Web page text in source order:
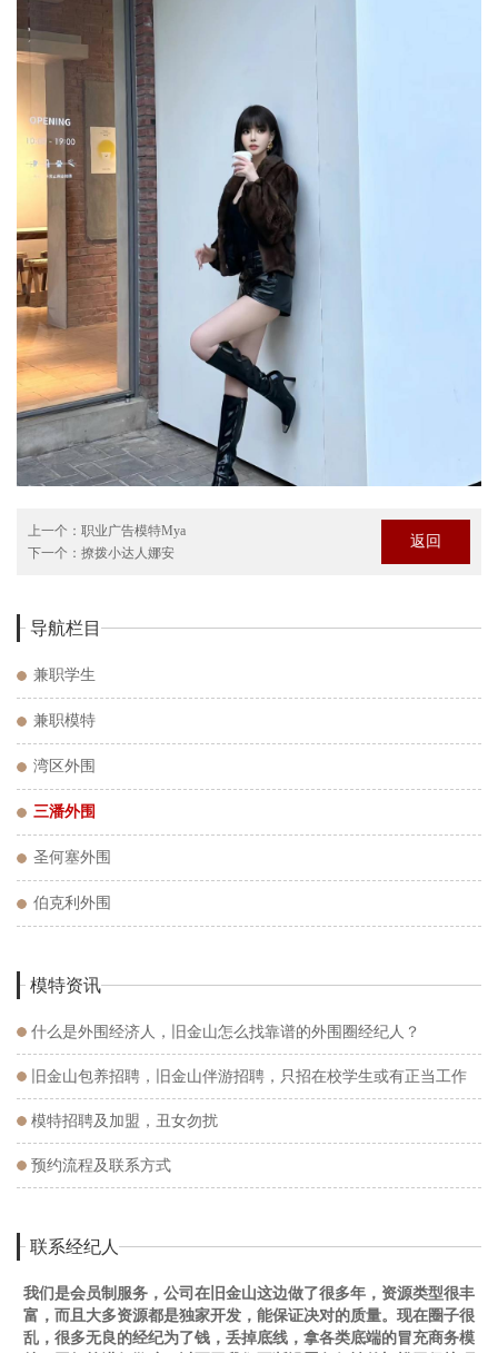
上一个： 职业广告模特Mya
下一个： 撩拨小达人娜安
返回
导航栏目
兼职学生
兼职模特
湾区外围
三潘外围
圣何塞外围
伯克利外围
模特资讯
什么是外围经济人，旧金山怎么找靠谱的外围圈经纪人？
旧金山包养招聘，旧金山伴游招聘，只招在校学生或有正当工作
的。模特招聘及加盟，丑女勿扰
预约流程及联系方式
联系经纪人
我们是会员制服务，公司在旧金山这边做了很多年，资源类型很丰
富，而且大多资源都是独家开发，能保证决对的质量。现在圈子很
乱，很多无良的经纪为了钱，丢掉底线，拿各类底端的冒充商务模